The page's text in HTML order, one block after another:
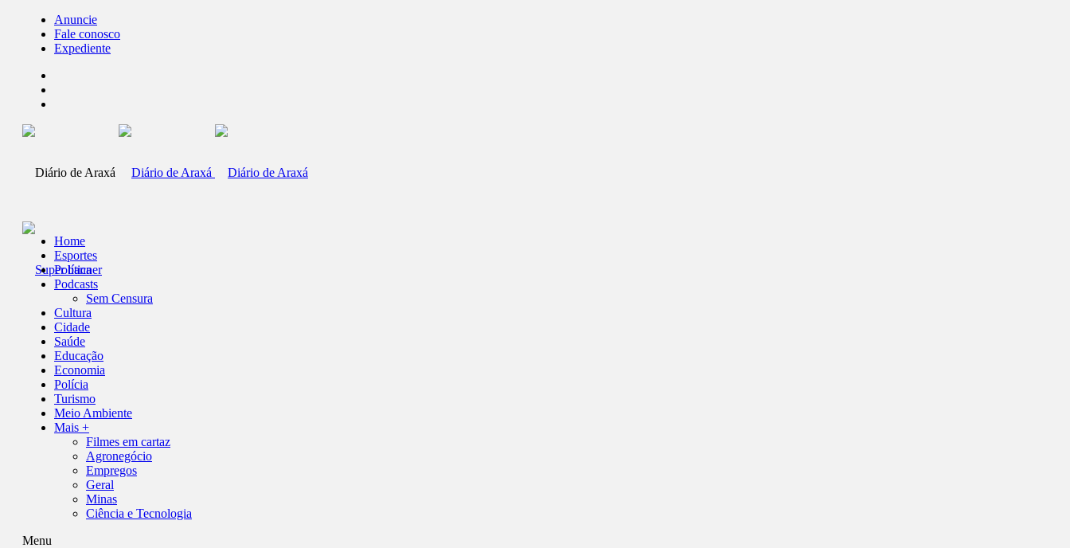
Anuncie
Fale conosco
Expediente
Home
Esportes
Política
Podcasts
Sem Censura
Cultura
Cidade
Saúde
Educação
Economia
Polícia
Turismo
Meio Ambiente
Mais +
Filmes em cartaz
Agronegócio
Empregos
Geral
Minas
Ciência e Tecnologia
Menu